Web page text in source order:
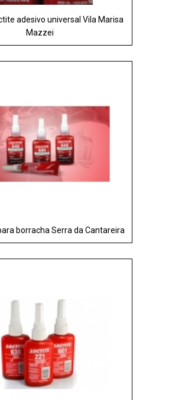
adesivo universal Vila Marisa
Mazzei
borracha Serra da Cantareira